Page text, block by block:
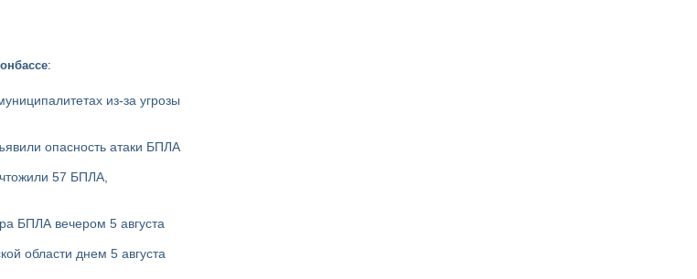
:
из-за угрозы
опасность атаки БПЛА
57 БПЛА,
БПЛА вечером 5 августа
области днем 5 августа